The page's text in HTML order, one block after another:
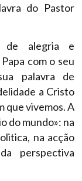
do Pastor
de alegria e
com o seu
palavra de
a Cristo
que vivemos. A
do mundo»: na
na acção
perspectiva